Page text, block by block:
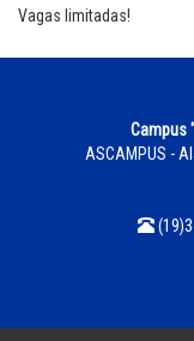
Vagas limitadas!
Campus
ASCAMPUS -